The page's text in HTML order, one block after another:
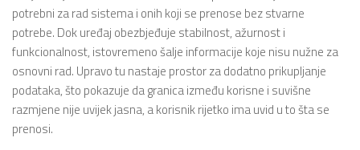
potrebni za rad sistema i onih koji se prenose bez stvarne
potrebe. Dok uređaj obezbjeđuje stabilnost, ažurnost i
funkcionalnost, istovremeno šalje informacije koje nisu nužne za
osnovni rad. Upravo tu nastaje prostor za dodatno prikupljanje
podataka, što pokazuje da granica između korisne i suvišne
razmjene nije uvijek jasna, a korisnik rijetko ima uvid u to šta se
prenosi.